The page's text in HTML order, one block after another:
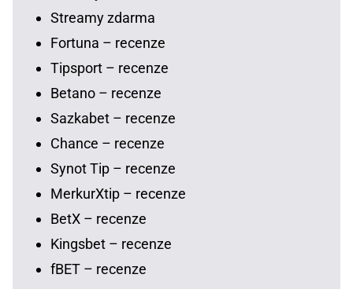
Streamy zdarma
Fortuna – recenze
Tipsport – recenze
Betano – recenze
Sazkabet – recenze
Chance – recenze
Synot Tip – recenze
MerkurXtip – recenze
BetX – recenze
Kingsbet – recenze
fBET – recenze